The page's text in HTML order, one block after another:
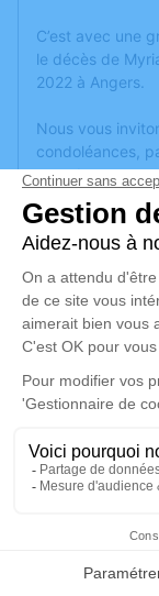
Faire-
C’est avec une
le décès de
2022 à Angers.
Nous vous
condoléances,
anecdote ou
ou des textes.
honorer la
Un service de
mardi
2 Avenue